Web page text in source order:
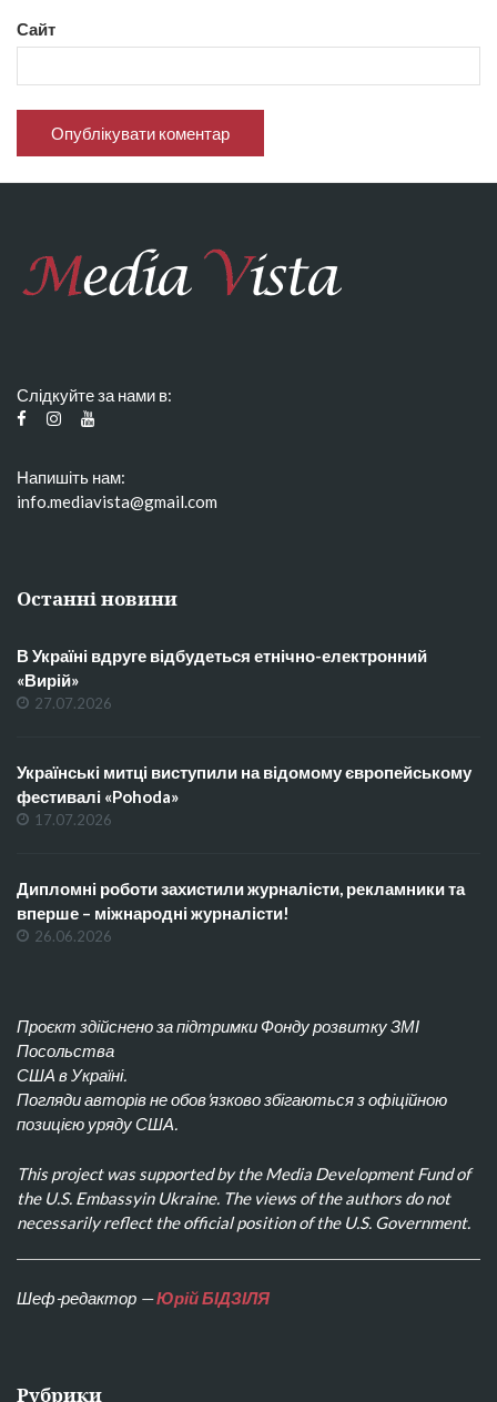
Сайт
Слідкуйте за нами в:
Напишіть нам:
info.mediavista@gmail.com
Останні новини
В Україні вдруге відбудеться етнічно-електронний
«Вирій»
27.07.2026
Українські митці виступили на відомому європейському
фестивалі «Pohoda»
17.07.2026
Дипломні роботи захистили журналісти, рекламники та
вперше – міжнародні журналісти!
26.06.2026
Проєкт здійснено за підтримки Фонду розвитку ЗМІ
Посольства
США в Україні.
Погляди авторів не обов’язково збігаються з офіційною
позицією уряду США.
This project was supported by the Media Development Fund of
the U.S. Embassyin Ukraine. The views of the authors do not
necessarily reflect the official position of the U.S. Government.
Шеф-редактор —Юрій БІДЗІЛЯ
Рубрики